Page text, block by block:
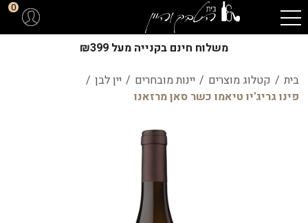
0
משלוח חינם בקנייה מעל ₪399
בית / קטלוג מוצרים / יינות מובחרים / יין לבן /
פינו גריג'יו טיאמו כשר סאן מרזאנו